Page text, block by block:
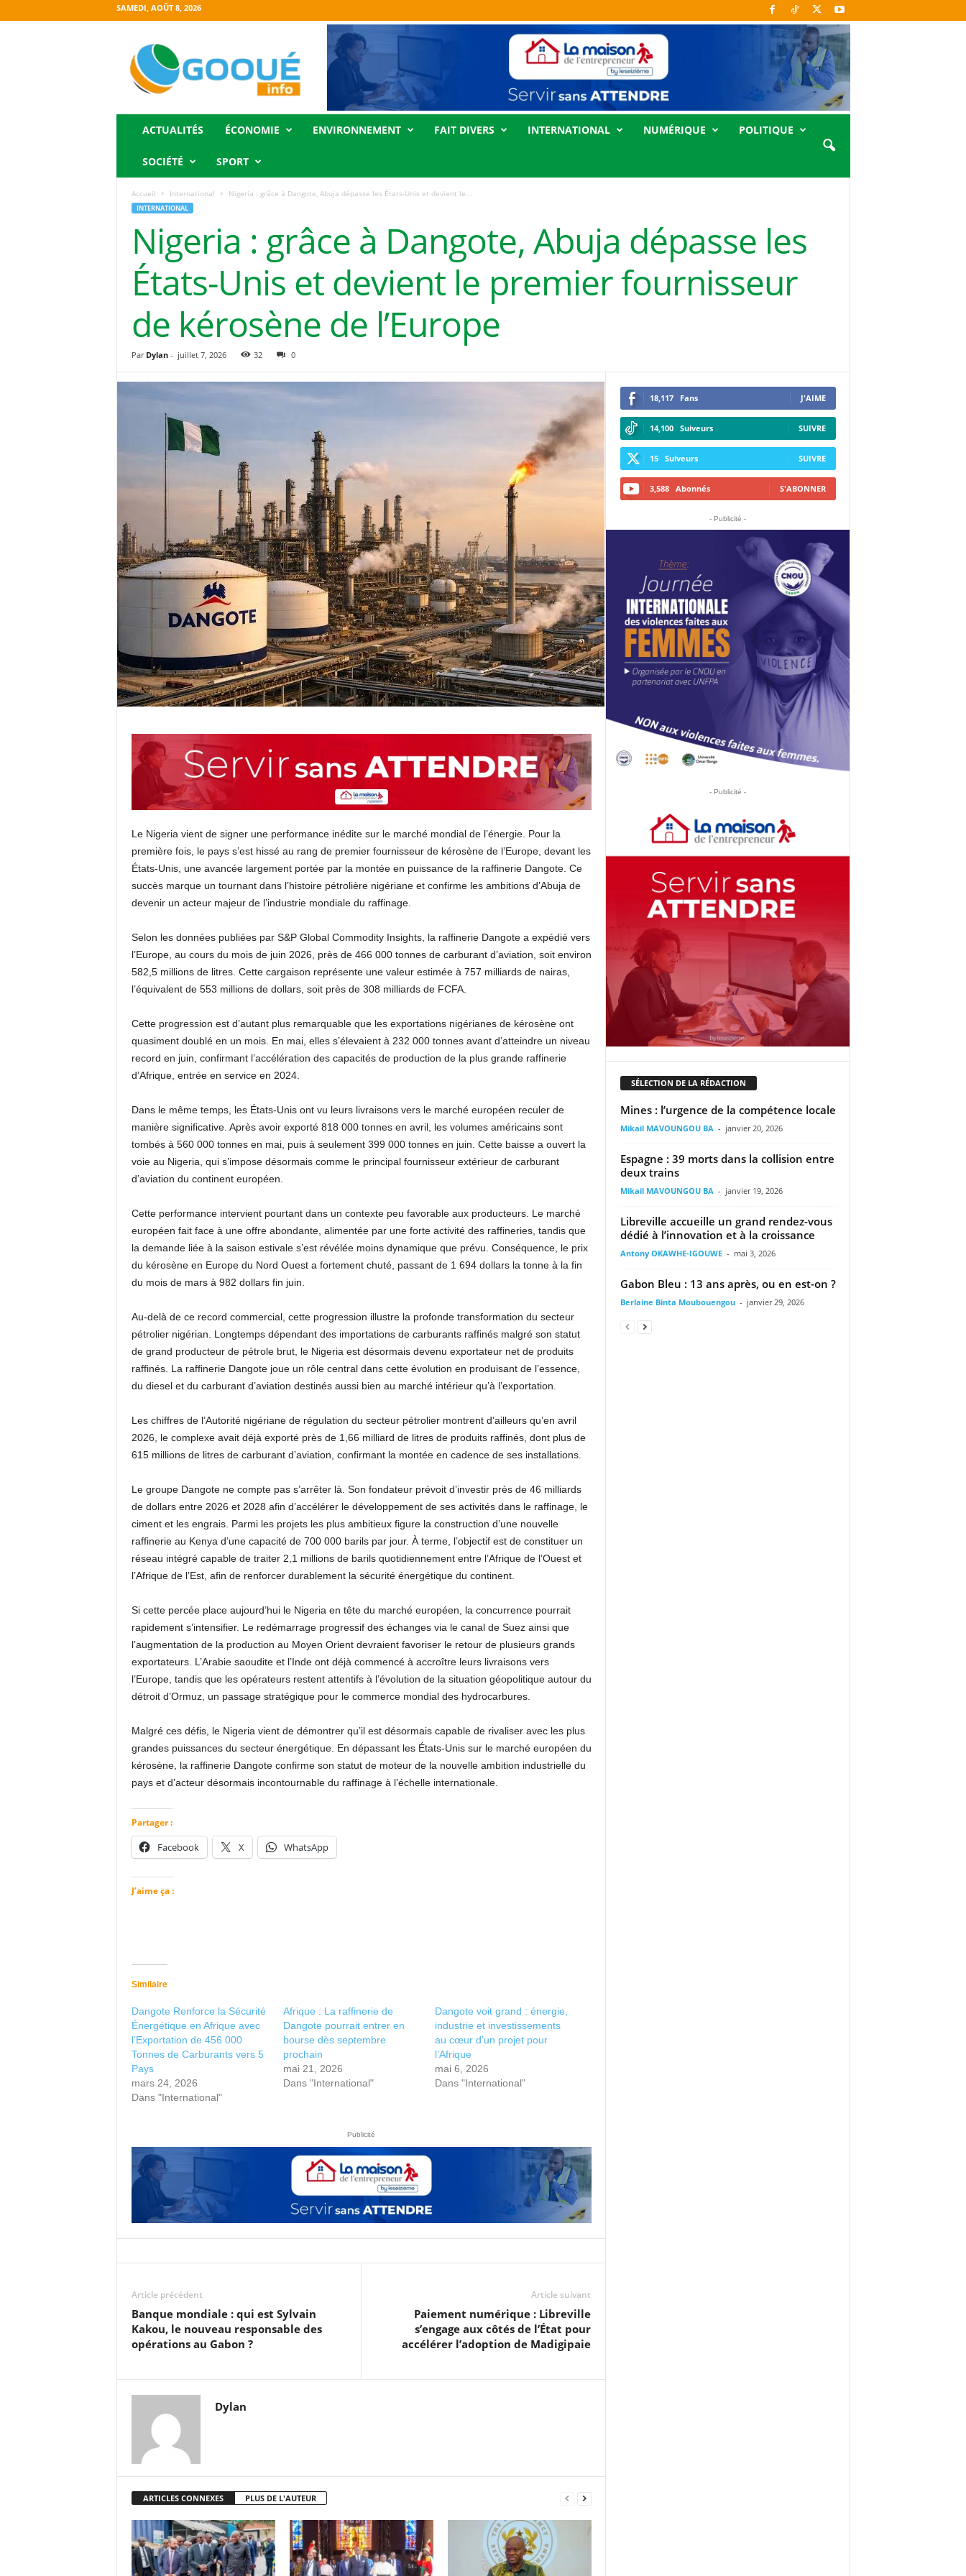
SAMEDI, AOÛT 8, 2026
ACTUALITÉS ÉCONOMIE ENVIRONNEMENT FAIT DIVERS INTERNATIONAL NUMÉRIQUE POLITIQUE
SOCIÉTÉ SPORT
Accueil International Nigeria : grâce à Dangote, Abuja dépasse les États-Unis et devient le...
INTERNATIONAL
Nigeria : grâce à Dangote, Abuja dépasse les
États-Unis et devient le premier fournisseur
de kérosène de l’Europe
Par Dylan- juillet 7, 2026 32 0
Le Nigeria vient de signer une performance inédite sur le marché mondial de l’énergie. Pour la
première fois, le pays s’est hissé au rang de premier fournisseur de kérosène de l’Europe, devant les
États-Unis, une avancée largement portée par la montée en puissance de la raffinerie Dangote. Ce
succès marque un tournant dans l’histoire pétrolière nigériane et confirme les ambitions d’Abuja de
devenir un acteur majeur de l’industrie mondiale du raffinage.
Selon les données publiées par S&P Global Commodity Insights, la raffinerie Dangote a expédié vers
l’Europe, au cours du mois de juin 2026, près de 466 000 tonnes de carburant d’aviation, soit environ
582,5 millions de litres. Cette cargaison représente une valeur estimée à 757 milliards de nairas,
l’équivalent de 553 millions de dollars, soit près de 308 milliards de FCFA.
Cette progression est d’autant plus remarquable que les exportations nigérianes de kérosène ont
quasiment doublé en un mois. En mai, elles s’élevaient à 232 000 tonnes avant d’atteindre un niveau
record en juin, confirmant l’accélération des capacités de production de la plus grande raffinerie
d’Afrique, entrée en service en 2024.
Dans le même temps, les États-Unis ont vu leurs livraisons vers le marché européen reculer de
manière significative. Après avoir exporté 818 000 tonnes en avril, les volumes américains sont
tombés à 560 000 tonnes en mai, puis à seulement 399 000 tonnes en juin. Cette baisse a ouvert la
voie au Nigeria, qui s’impose désormais comme le principal fournisseur extérieur de carburant
d’aviation du continent européen.
Cette performance intervient pourtant dans un contexte peu favorable aux producteurs. Le marché
européen fait face à une offre abondante, alimentée par une forte activité des raffineries, tandis que
la demande liée à la saison estivale s’est révélée moins dynamique que prévu. Conséquence, le prix
du kérosène en Europe du Nord Ouest a fortement chuté, passant de 1 694 dollars la tonne à la fin
du mois de mars à 982 dollars fin juin.
Au-delà de ce record commercial, cette progression illustre la profonde transformation du secteur
pétrolier nigérian. Longtemps dépendant des importations de carburants raffinés malgré son statut
de grand producteur de pétrole brut, le Nigeria est désormais devenu exportateur net de produits
raffinés. La raffinerie Dangote joue un rôle central dans cette évolution en produisant de l’essence,
du diesel et du carburant d’aviation destinés aussi bien au marché intérieur qu’à l’exportation.
Les chiffres de l’Autorité nigériane de régulation du secteur pétrolier montrent d’ailleurs qu’en avril
2026, le complexe avait déjà exporté près de 1,66 milliard de litres de produits raffinés, dont plus de
615 millions de litres de carburant d’aviation, confirmant la montée en cadence de ses installations.
Le groupe Dangote ne compte pas s’arrêter là. Son fondateur prévoit d’investir près de 46 milliards
de dollars entre 2026 et 2028 afin d’accélérer le développement de ses activités dans le raffinage, le
ciment et les engrais. Parmi les projets les plus ambitieux figure la construction d’une nouvelle
raffinerie au Kenya d’une capacité de 700 000 barils par jour. À terme, l’objectif est de constituer un
réseau intégré capable de traiter 2,1 millions de barils quotidiennement entre l’Afrique de l’Ouest et
l’Afrique de l’Est, afin de renforcer durablement la sécurité énergétique du continent.
Si cette percée place aujourd’hui le Nigeria en tête du marché européen, la concurrence pourrait
rapidement s’intensifier. Le redémarrage progressif des échanges via le canal de Suez ainsi que
l’augmentation de la production au Moyen Orient devraient favoriser le retour de plusieurs grands
exportateurs. L’Arabie saoudite et l’Inde ont déjà commencé à accroître leurs livraisons vers
l’Europe, tandis que les opérateurs restent attentifs à l’évolution de la situation géopolitique autour du
détroit d’Ormuz, un passage stratégique pour le commerce mondial des hydrocarbures.
Malgré ces défis, le Nigeria vient de démontrer qu’il est désormais capable de rivaliser avec les plus
grandes puissances du secteur énergétique. En dépassant les États-Unis sur le marché européen du
kérosène, la raffinerie Dangote confirme son statut de moteur de la nouvelle ambition industrielle du
pays et d’acteur désormais incontournable du raffinage à l’échelle internationale.
Partager :
Facebook X WhatsApp
J’aime ça :
Similaire
Dangote Renforce la Sécurité
Énergétique en Afrique avec
l’Exportation de 456 000
Tonnes de Carburants vers 5
Pays
mars 24, 2026
Dans "International"
Afrique : La raffinerie de
Dangote pourrait entrer en
bourse dès septembre
prochain
mai 21, 2026
Dans "International"
Dangote voit grand : énergie,
industrie et investissements
au cœur d’un projet pour
l’Afrique
mai 6, 2026
Dans "International"
Publicité
Article précédent
Banque mondiale : qui est Sylvain
Kakou, le nouveau responsable des
opérations au Gabon ?
Article suivant
Paiement numérique : Libreville
s’engage aux côtés de l’État pour
accélérer l’adoption de Madigipaie
Dylan
ARTICLES CONNEXES PLUS DE L'AUTEUR
18,117 Fans J'AIME
14,100 Suiveurs SUIVRE
15 Suiveurs SUIVRE
3,588 Abonnés S'ABONNER
- Publicité -
- Publicité -
SÉLECTION DE LA RÉDACTION
Mines : l’urgence de la compétence locale
Mikail MAVOUNGOU BA - janvier 20, 2026
Espagne : 39 morts dans la collision entre
deux trains
Mikail MAVOUNGOU BA - janvier 19, 2026
Libreville accueille un grand rendez-vous
dédié à l’innovation et à la croissance
Antony OKAWHE-IGOUWE - mai 3, 2026
Gabon Bleu : 13 ans après, ou en est-on ?
Berlaine Binta Moubouengou - janvier 29, 2026